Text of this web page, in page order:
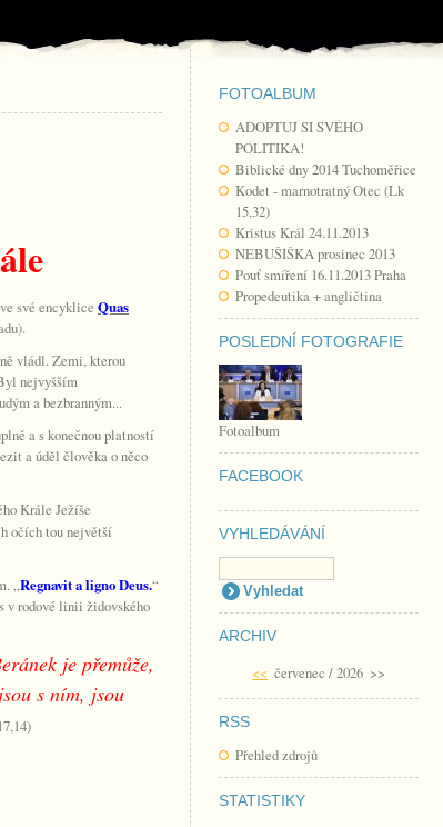
FOTOALBUM
ADOPTUJ SI SVÉHO
POLITIKA!
Biblické dny 2014 Tuchoměřice
Kodet - marnotratný Otec (Lk
15,32)
Kristus Král 24.11.2013
NEBUŠIŠKA prosinec 2013
Pouť smíření 16.11.2013 Praha
Propedeutika + angličtina
POSLEDNÍ FOTOGRAFIE
Fotoalbum
FACEBOOK
VYHLEDÁVÁNÍ
ARCHIV
<< červenec / 2026 >>
RSS
Přehled zdrojů
STATISTIKY
své encyklice Quas
vládl. Zemi, kterou
nejvyšším
a bezbranným...
a s konečnou platností
a úděl člověka o něco
Krále Ježíše
očích tou největší
„Regnavit a ligno Deus.“
v rodové linii židovského
je přemůže,
s ním, jsou